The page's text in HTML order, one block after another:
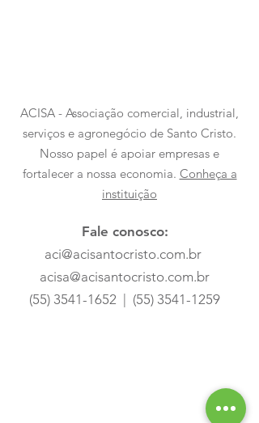
ACISA - Associação comercial, industrial,
serviços e agronegócio de Santo Cristo.
Nosso papel é apoiar empresas e
fortalecer a nossa economia. Conheça a
instituição
Fale conosco:
aci@acisantocristo.com.br
acisa@acisantocristo.com.br
(55) 3541-1652
(55) 3541-1259